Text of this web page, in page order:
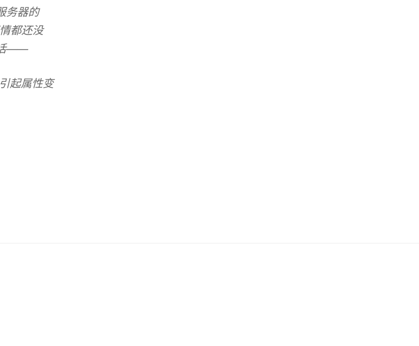
务器的
都还没
话——
起属性变